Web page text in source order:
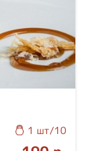
1 шт/10